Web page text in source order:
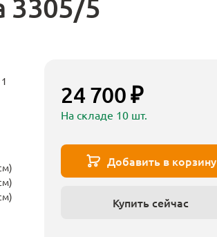
3305/5
24 700 ₽
На складе 10 шт.
Добавить в корзину
Купить сейчас